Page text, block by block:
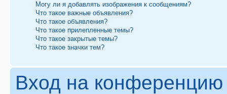
Могу ли я добавлять изображения к сообщениям?
Что такое важные объявления?
Что такое объявления?
Что такое прилепленные темы?
Что такое закрытые темы?
Что такое значки тем?
Вход на конференцию